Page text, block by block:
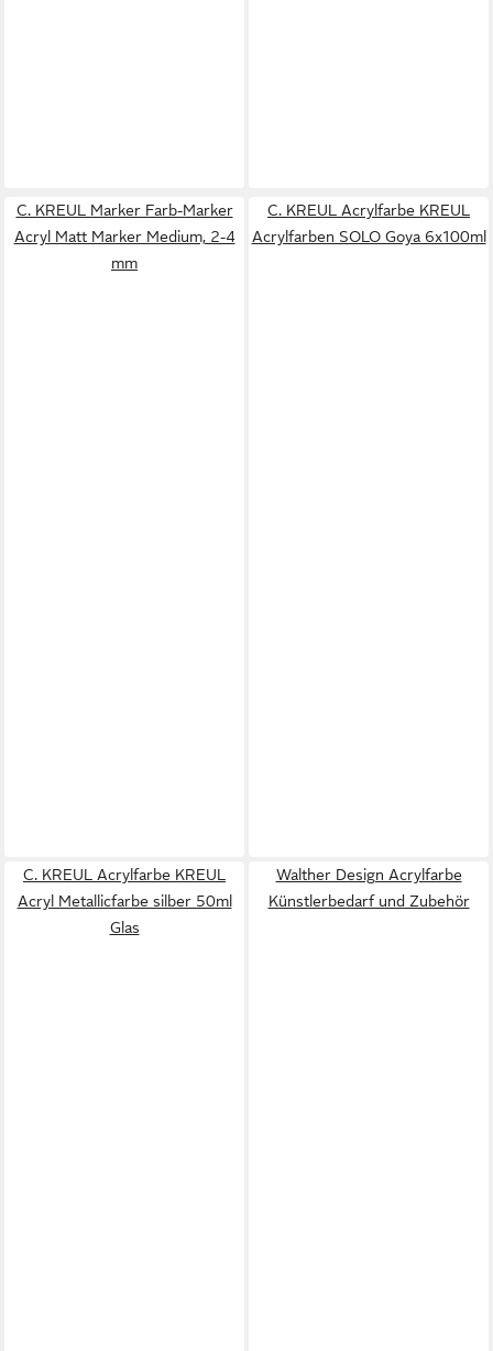
C. KREUL Marker Farb-Marker
Acryl Matt Marker Medium, 2-4
mm
C. KREUL Acrylfarbe KREUL
Acrylfarben SOLO Goya 6x100ml
C. KREUL Acrylfarbe KREUL
Acryl Metallicfarbe silber 50ml
Glas
Walther Design Acrylfarbe
Künstlerbedarf und Zubehör